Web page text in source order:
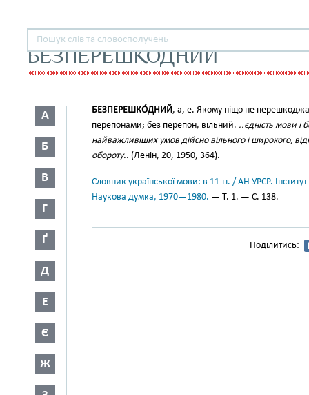
БЕЗПЕРЕШКОДНИЙ
А
Б
В
Г
Ґ
Д
Е
Є
Ж
БЕЗПЕРЕШКО́ДНИЙ, а, е. Якому ніщо не
перепонами; без перепон, вільний. ..єдність мови і
найважливіших умов дійсно вільного і широкого,
обороту.. (Ленін, 20, 1950, 364).
Словник української мови: в 11 тт. / АН УРСР.
Наукова думка, 1970—1980. — Т. 1. — С. 138.
Поділитись: